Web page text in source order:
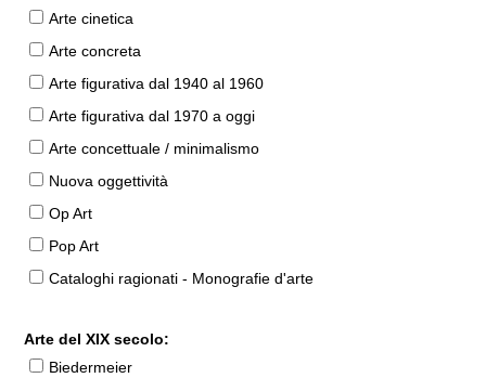
Arte cinetica
Arte concreta
Arte figurativa dal 1940 al 1960
Arte figurativa dal 1970 a oggi
Arte concettuale / minimalismo
Nuova oggettività
Op Art
Pop Art
Cataloghi ragionati - Monografie d'arte
Arte del XIX secolo:
Biedermeier